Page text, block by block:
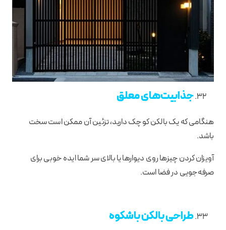
جذابیت‌های معلق
هنگامی که یک بالکن کوچک دارید، تزئین آن ممکن است سخت
باشد.
آویزان کردن چیزها روی دیوارها یا بالای سر شما ایده خوبی برای
صرفه‌جویی در فضا است.
طراحی بالکن باشکوه